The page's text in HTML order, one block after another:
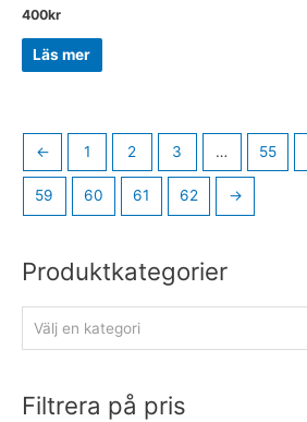
Produktkategorier
Välj en kategori
Filtrera på pris
400kr
Läs mer
← 1 2 3 … 55
59 60 61 62 →